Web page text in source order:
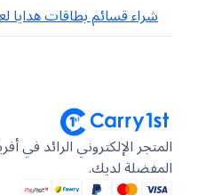
شراء قسائم بطاقات هدايا لعبة
المتجر الإلكتروني الرائد في
المفضلة لديك.